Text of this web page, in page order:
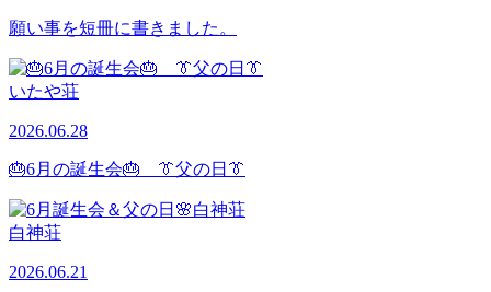
願い事を短冊に書きました。
いたや荘
2026.06.28
🎂6月の誕生会🎂 👔父の日👔
白神荘
2026.06.21